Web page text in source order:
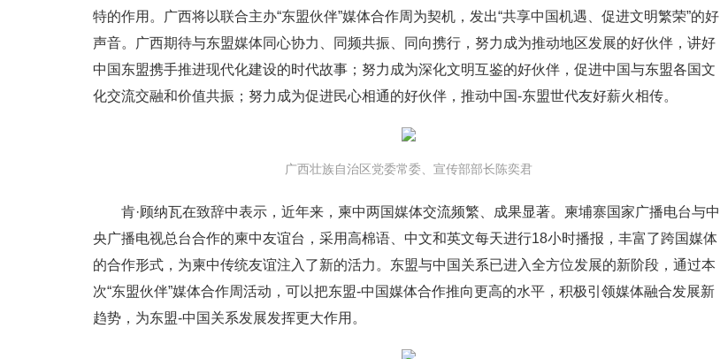
特的作用。广西将以联合主办“东盟伙伴”媒体合作周为契机，发出“共享中国机遇、促进文明繁荣”的好
声音。广西期待与东盟媒体同心协力、同频共振、同向携行，努力成为推动地区发展的好伙伴，讲好
中国东盟携手推进现代化建设的时代故事；努力成为深化文明互鉴的好伙伴，促进中国与东盟各国文
化交流交融和价值共振；努力成为促进民心相通的好伙伴，推动中国-东盟世代友好薪火相传。
广西壮族自治区党委常委、宣传部部长陈奕君
肯·顾纳瓦在致辞中表示，近年来，柬中两国媒体交流频繁、成果显著。柬埔寨国家广播电台与中
央广播电视总台合作的柬中友谊台，采用高棉语、中文和英文每天进行18小时播报，丰富了跨国媒体
的合作形式，为柬中传统友谊注入了新的活力。东盟与中国关系已进入全方位发展的新阶段，通过本
次“东盟伙伴”媒体合作周活动，可以把东盟-中国媒体合作推向更高的水平，积极引领媒体融合发展新
趋势，为东盟-中国关系发展发挥更大作用。